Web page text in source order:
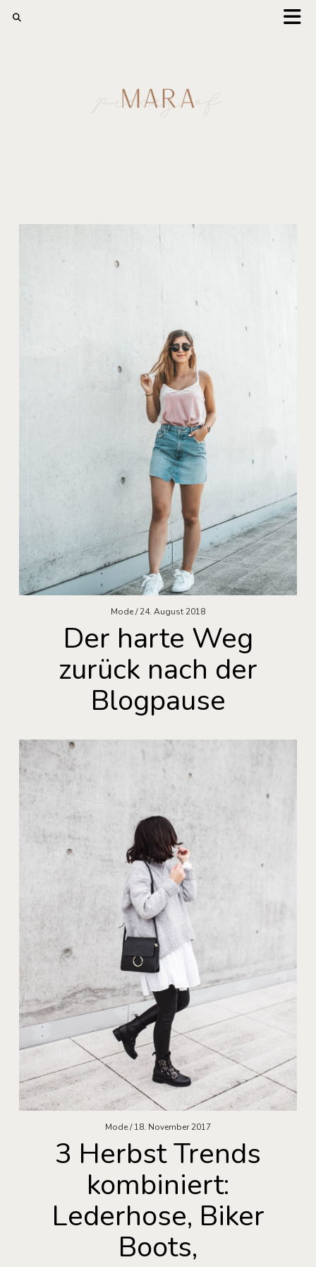
Mode 24. August 2018
Der harte Weg
zurück nach der
Blogpause
Mode 18. November 2017
3 Herbst Trends
kombiniert:
Lederhose, Biker
Boots,